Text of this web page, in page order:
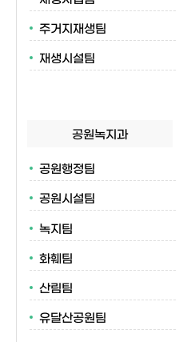
주거지재생팀
재생시설팀
공원녹지과
공원행정팀
공원시설팀
녹지팀
화훼팀
산림팀
유달산공원팀